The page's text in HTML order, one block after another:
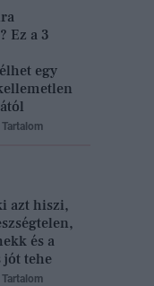
Ez a 3
egy
azt hiszi,
és a
jót tehe